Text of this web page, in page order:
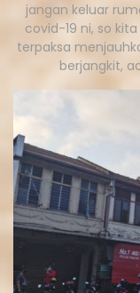
jangan keluar
covid-19 ni, so
terpaksa
berjangkit,